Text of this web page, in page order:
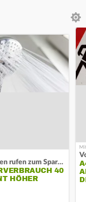
Kommunen rufen zum Sparen auf
40
HÖHER